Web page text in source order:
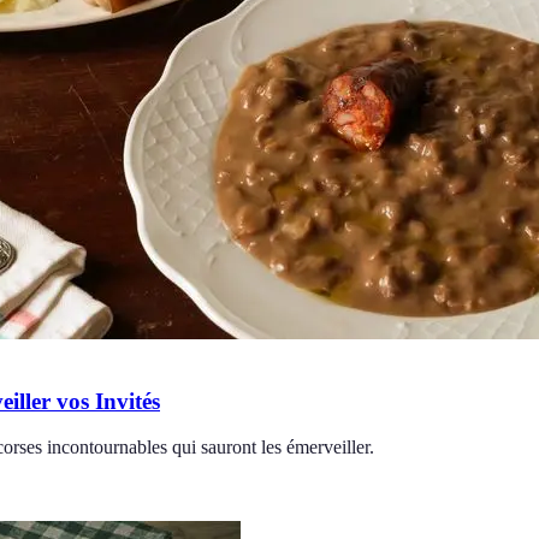
vos Invités
incontournables qui sauront les émerveiller.